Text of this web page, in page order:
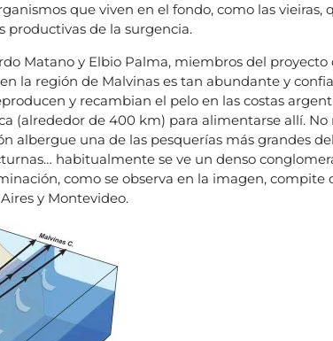
que viven en el fondo, como las vieiras,
productivas de la surgencia.
Matano y Elbio Palma, miembros del proyecto
la región de Malvinas es tan abundante y
y recambian el pelo en las costas
(alrededor de 400 km) para alimentarse allí. No
albergue una de las pesquerías más grandes
habitualmente se ve un denso
como se observa en la imagen, compite
y Montevideo.